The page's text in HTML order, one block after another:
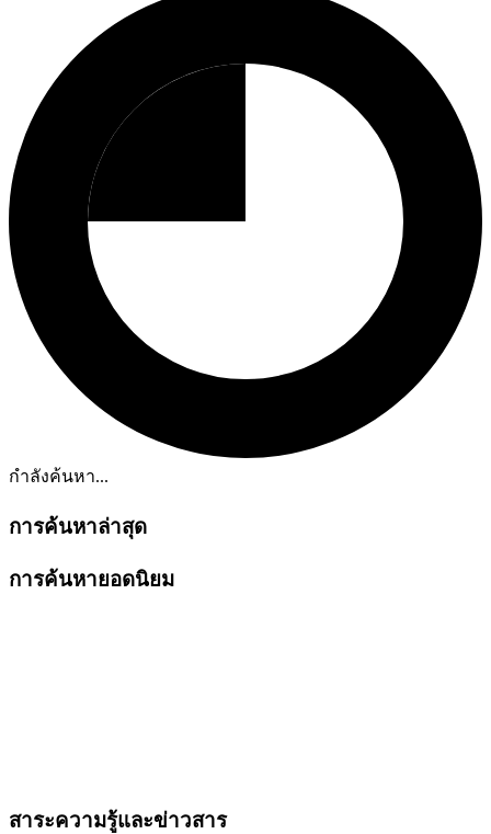
กำลังค้นหา...
การค้นหาล่าสุด
การค้นหายอดนิยม
สาระความรู้และข่าวสาร